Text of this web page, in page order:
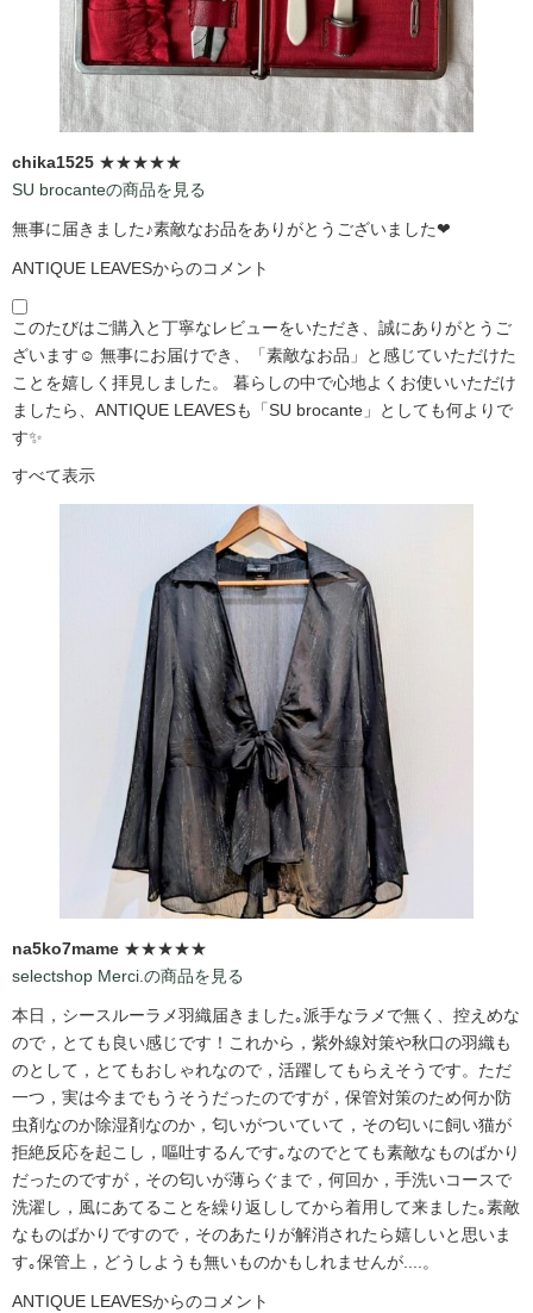
chika1525 ★★★★★
SU brocanteの商品を見る
無事に届きました♪素敵なお品をありがとうございました❤
ANTIQUE LEAVESからのコメント
このたびはご購入と丁寧なレビューをいただき、誠にありがとうご
ざいます☺️ 無事にお届けでき、「素敵なお品」と感じていただけた
ことを嬉しく拝見しました。 暮らしの中で心地よくお使いいただけ
ましたら、ANTIQUE LEAVESも「SU brocante」としても何よりで
す✨
すべて表示
na5ko7mame ★★★★★
selectshop Merci.の商品を見る
本日，シースルーラメ羽織届きました｡派手なラメで無く、控えめな
ので，とても良い感じです！これから，紫外線対策や秋口の羽織も
のとして，とてもおしゃれなので，活躍してもらえそうです。ただ
一つ，実は今までもうそうだったのですが，保管対策のため何か防
虫剤なのか除湿剤なのか，匂いがついていて，その匂いに飼い猫が
拒絶反応を起こし，嘔吐するんです｡なのでとても素敵なものばかり
だったのですが，その匂いが薄らぐまで，何回か，手洗いコースで
洗濯し，風にあてることを繰り返ししてから着用して来ました｡素敵
なものばかりですので，そのあたりが解消されたら嬉しいと思いま
す｡保管上，どうしようも無いものかもしれませんが....。
ANTIQUE LEAVESからのコメント